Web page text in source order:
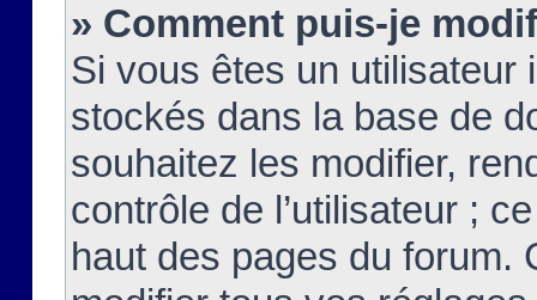
» Comment puis-je
Si vous êtes un
stockés dans la base de
souhaitez les modifier,
contrôle de l’utilisateur ;
haut des pages du forum.